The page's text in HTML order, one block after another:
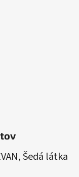
Šedá látka